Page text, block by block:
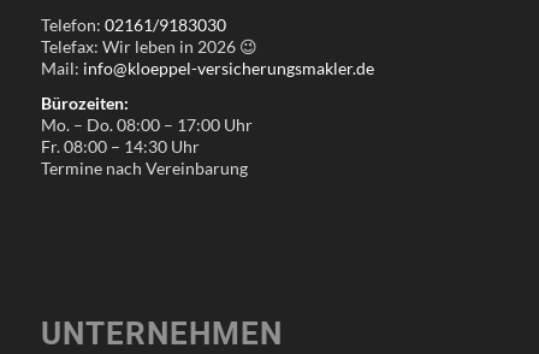
Telefon: 02161/9183030
Telefax: Wir leben in 2026 😉
Mail: info@kloeppel-versicherungsmakler.de
Bürozeiten:
Mo. – Do. 08:00 – 17:00 Uhr
Fr. 08:00 – 14:30 Uhr
Termine nach Vereinbarung
UNTERNEHMEN